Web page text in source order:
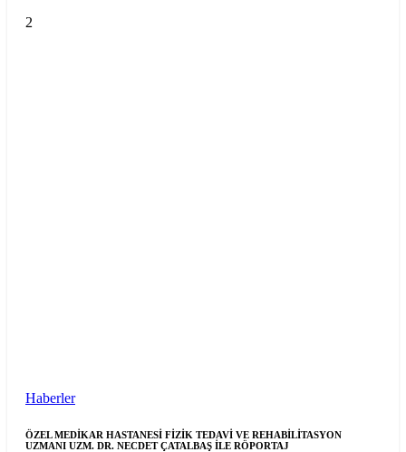
2
Haberler
ÖZEL MEDİKAR HASTANESİ FİZİK TEDAVİ VE REHABİLİTASYON
UZMANI UZM. DR. NECDET ÇATALBAŞ İLE RÖPORTAJ